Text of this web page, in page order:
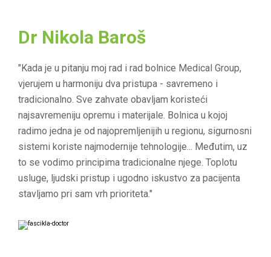
mjestu, unutar naše bolnice. Naša usluga
pripreme, preglede i kontrole, cjelokupni
proces anestezije i operacije, te njegu
prilikom oporavka u bolnici.
Dr Nikola Baroš
"Kada je u pitanju moj rad i rad bolnice Medical Group,
vjerujem u harmoniju dva pristupa - savremeno i
tradicionalno. Sve zahvate obavljam koristeći
najsavremeniju opremu i materijale. Bolnica u kojoj
radimo jedna je od najopremljenijih u regionu, sigurnosni
sistemi koriste najmodernije tehnologije... Međutim, uz
to se vodimo principima tradicionalne njege. Toplotu
usluge, ljudski pristup i ugodno iskustvo za pacijenta
stavljamo pri sam vrh prioriteta."